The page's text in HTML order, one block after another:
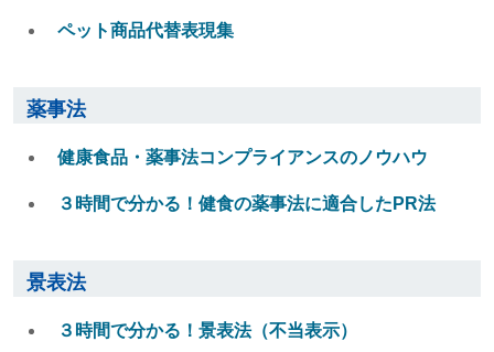
ペット商品代替表現集
薬事法
健康食品・薬事法コンプライアンスのノウハウ
３時間で分かる！健食の薬事法に適合したPR法
景表法
３時間で分かる！景表法（不当表示）